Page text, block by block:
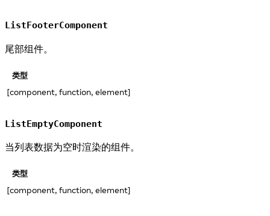
ListFooterComponent
尾部组件。
类型
[component, function, element]
ListEmptyComponent
当列表数据为空时渲染的组件。
类型
[component, function, element]